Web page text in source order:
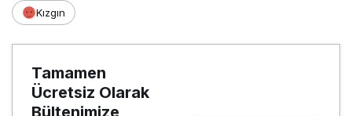
Kızgın
Tamamen
Ücretsiz Olarak